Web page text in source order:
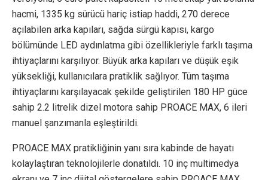
hacmi, 1335 kg sürücü hariç istiap haddi, 270 derece
açılabilen arka kapıları, sağda sürgü kapısı, kargo
bölümünde LED aydınlatma gibi özellikleriyle farklı taşıma
ihtiyaçlarını karşılıyor. Büyük arka kapıları ve düşük eşik
yüksekliği, kullanıcılara pratiklik sağlıyor. Tüm taşıma
ihtiyaçlarını karşılayacak şekilde geliştirilen 180 HP güce
sahip 2.2 litrelik dizel motora sahip PROACE MAX, 6 ileri
manuel şanzımanla eşleştirildi.
PROACE MAX pratikliğinin yanı sıra kabinde de hayatı
kolaylaştıran teknolojilerle donatıldı. 10 inç multimedya